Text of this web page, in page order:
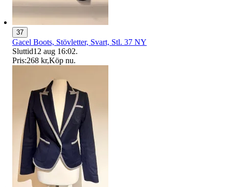
37
Gacel Boots, Stövletter, Svart, Stl. 37 NY
Sluttid12 aug 16:02.
Pris:268 kr,Köp nu.